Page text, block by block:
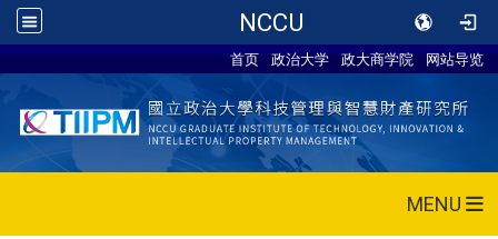
NCCU
首页 政治大学 政大商学院 网站导览
MENU